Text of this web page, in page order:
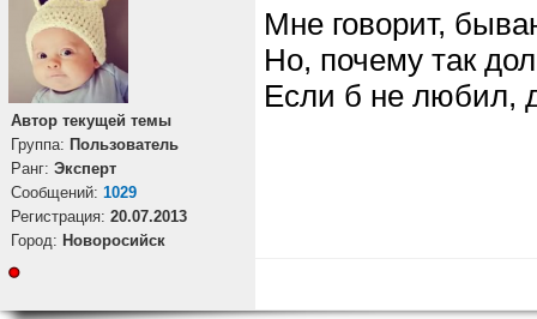
Автор текущей темы
Группа: Пользователь
Ранг: Эксперт
Cообщений: 1029
Регистрация: 20.07.2013
Город: Новоросийск
Мне говорит,
Но, почему так
Если б не любил,